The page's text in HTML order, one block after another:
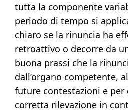
tutta la componente
periodo di tempo si
chiaro se la rinuncia ha
retroattivo o decorre da
buona prassi che la
dall’organo competente,
future contestazioni e per
corretta rilevazione in